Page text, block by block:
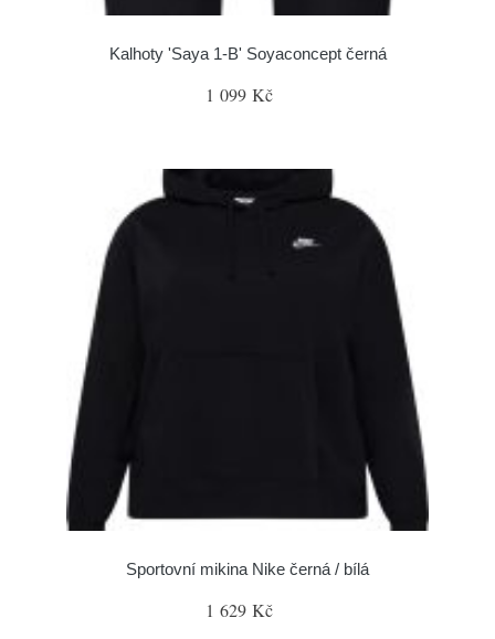
Kalhoty 'Saya 1-B' Soyaconcept černá
1 099 Kč
Sportovní mikina Nike černá / bílá
1 629 Kč